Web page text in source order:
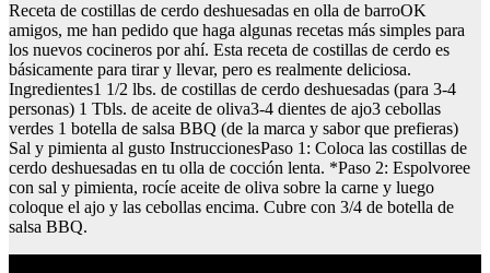
Receta de costillas de cerdo deshuesadas en olla de barroOK
amigos, me han pedido que haga algunas recetas más simples para
los nuevos cocineros por ahí. Esta receta de costillas de cerdo es
básicamente para tirar y llevar, pero es realmente deliciosa.
Ingredientes1 1/2 lbs. de costillas de cerdo deshuesadas (para 3-4
personas) 1 Tbls. de aceite de oliva3-4 dientes de ajo3 cebollas
verdes 1 botella de salsa BBQ (de la marca y sabor que prefieras)
Sal y pimienta al gusto InstruccionesPaso 1: Coloca las costillas de
cerdo deshuesadas en tu olla de cocción lenta. *Paso 2: Espolvoree
con sal y pimienta, rocíe aceite de oliva sobre la carne y luego
coloque el ajo y las cebollas encima. Cubre con 3/4 de botella de
salsa BBQ.